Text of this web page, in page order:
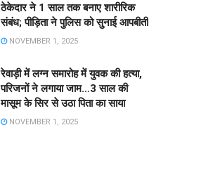
ठेकेदार ने 1 साल तक बनाए शारीरिक
संबंध; पीड़िता ने पुलिस को सुनाई आपबीती
NOVEMBER 1, 2025
रेवाड़ी में लग्न समारोह में युवक की हत्या,
परिजनों ने लगाया जाम…3 साल की
मासूम के सिर से उठा पिता का साया
NOVEMBER 1, 2025